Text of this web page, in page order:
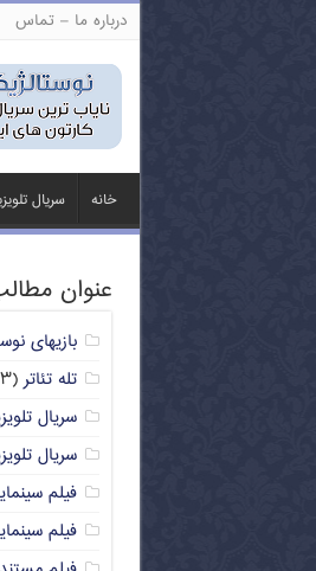
درباره ما – تماس
خانه سریال
عنوان
بازیهای
تله تئاتر(۴۳)
سریال
سریال
فیلم
فیلم